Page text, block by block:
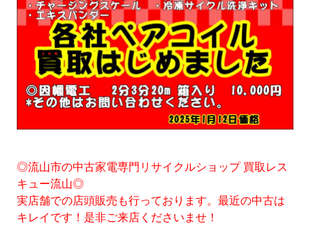
◎流山市の中古家電専門リサイクルショップ 買取レス
キュー流山◎
実店舗での店頭販売も行っております。最近の中古は
キレイです！是非ご来店くださいませ！